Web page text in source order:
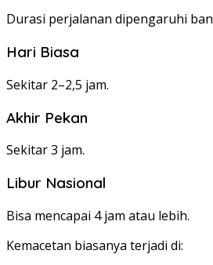
Durasi perjalanan dipengaruhi
Hari Biasa
Sekitar 2–2,5 jam.
Akhir Pekan
Sekitar 3 jam.
Libur Nasional
Bisa mencapai 4 jam atau lebih.
Kemacetan biasanya terjadi di: